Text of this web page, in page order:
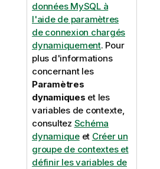
données MySQL à
l'aide de paramètres
de connexion chargés
dynamiquement. Pour
plus d'informations
concernant les
Paramètres
dynamiques et les
variables de contexte,
consultez Schéma
dynamiqueet Créer un
groupe de contextes et
définir les variables de